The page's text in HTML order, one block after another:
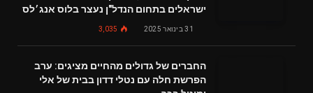
ישראלים בתחום הנדל"ן נעצר בלוס אנג׳לס
31 בינואר 2025 3,035
החברים של גדולים מהחיים מציגים: ערב
הפרשת חלה עם נטלי דדון בבית של אלי